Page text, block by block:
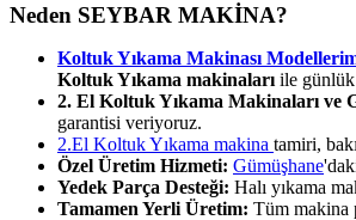
Neden SEYBAR MAKİNA?
Koltuk Yıkama Makinası
Koltuk Yıkama makinaları ile günlük
2. El Koltuk Yıkama Makinaları ve
garantisi veriyoruz.
2.El Koltuk Yıkama makina tamiri,
Özel Üretim Hizmeti: Gümüşhane
Yedek Parça Desteği: Halı yıkama
Tamamen Yerli Üretim: Tüm makina